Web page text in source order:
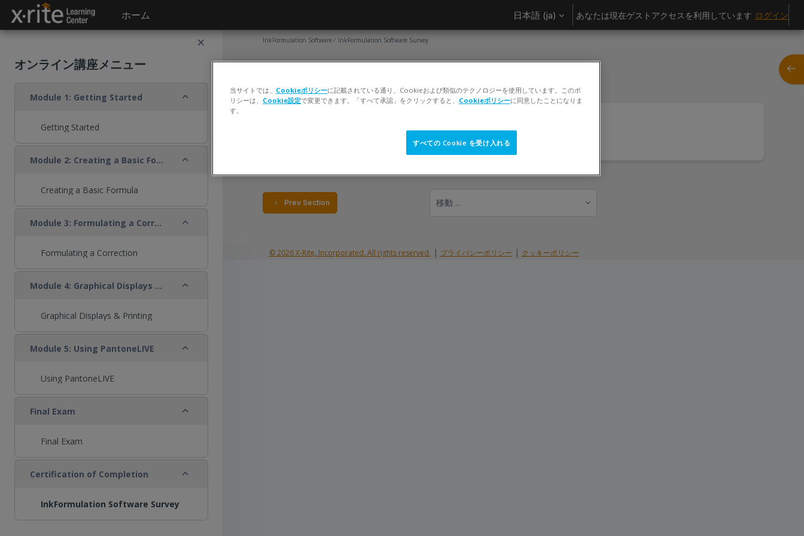
メインコンテンツへスキップする
ホーム 日本語 ‎(ja)‎ あなたは現在ゲストアクセスを利用しています ログイン
オンライン講座メニュー
Module 1: Getting Started 折りたたむ
Getting Started
Module 2: Creating a Basic Formula 折りたたむ
Creating a Basic Formula
Module 3: Formulating a Correction 折りたたむ
Formulating a Correction
Module 4: Graphical Displays & Printing 折りたたむ
Graphical Displays & Printing
Module 5: Using PantoneLIVE 折りたたむ
Using PantoneLIVE
Final Exam 折りたたむ
Final Exam
Certification of Completion 折りたたむ
InkFormulation Software Survey
ブロ
InkFormulation Software InkFormulation Software Survey
フィードバック
  Prev Section
移動 ...
© 2026 X-Rite, Incorporated. All rights reserved. | プライバシーポリシー | クッキーポリシー
当サイトでは、 Cookieポリシーに記載されている通り、Cookieおよび類似のテクノロジーを使用しています。このポ
リシーは、 Cookie設定で変更できます。「すべて承認」をクリックすると、 Cookieポリシーに同意したことになりま
す。
すべての Cookie を受け入れる